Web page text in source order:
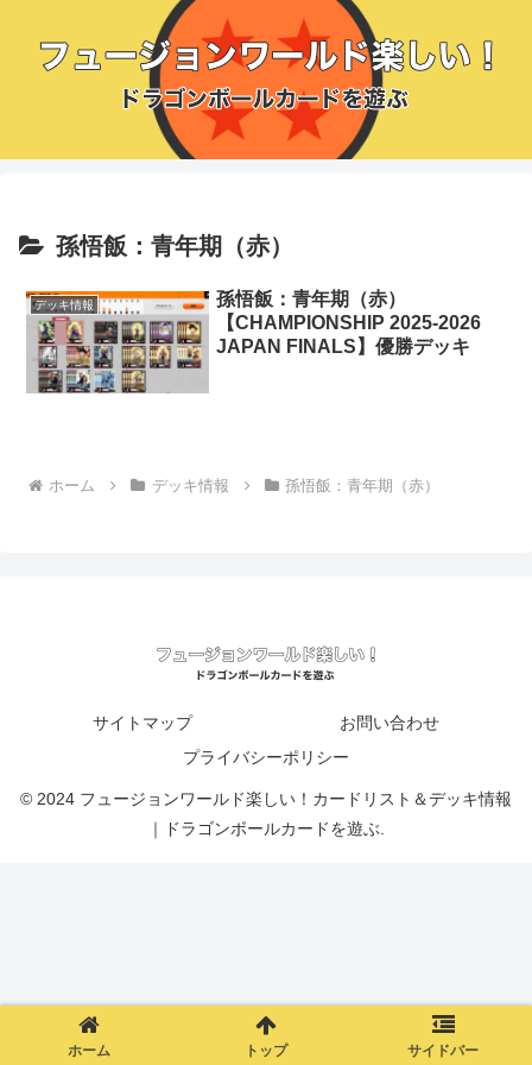
孫悟飯：青年期（赤）
デッキ情報
孫悟飯：青年期（赤）
【CHAMPIONSHIP 2025-2026
JAPAN FINALS】優勝デッキ
ホーム デッキ情報 孫悟飯：青年期（赤）
サイトマップ
お問い合わせ
プライバシーポリシー
© 2024 フュージョンワールド楽しい！カードリスト＆デッキ情報
｜ドラゴンボールカードを遊ぶ.
ホーム トップ サイドバー